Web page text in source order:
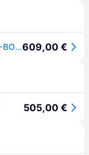
Bosch Epäkeskohiomakone GET 75-150, L-BOXX, hiomaverkko609,00 €
505,00 €